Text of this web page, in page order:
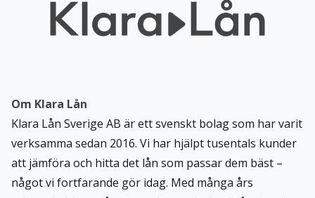
Om Klara Lån
Klara Lån Sverige AB är ett svenskt bolag som har varit
verksamma sedan 2016. Vi har hjälpt tusentals kunder
att jämföra och hitta det lån som passar dem bäst –
något vi fortfarande gör idag. Med många års